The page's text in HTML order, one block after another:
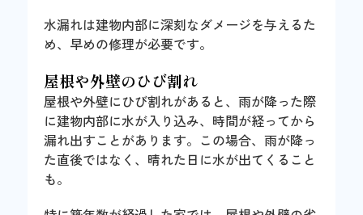
水漏れは建物内部に深刻なダメージを与えるた
め、早めの修理が必要です。
屋根や外壁のひび割れ
屋根や外壁にひび割れがあると、雨が降った際
に建物内部に水が入り込み、時間が経ってから
漏れ出すことがあります。この場合、雨が降っ
た直後ではなく、晴れた日に水が出てくること
も。